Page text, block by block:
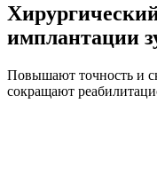
имплантации
Повышают точность и
сокращают